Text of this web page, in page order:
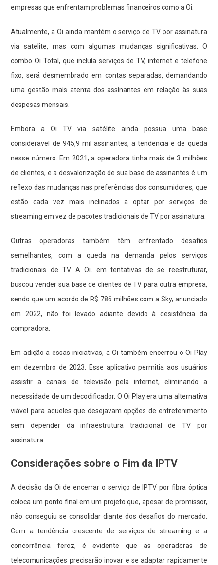
empresas que enfrentam problemas financeiros como a Oi.
Atualmente, a Oi ainda mantém o serviço de TV por assinatura
via satélite, mas com algumas mudanças significativas. O
combo Oi Total, que incluía serviços de TV, internet e telefone
fixo, será desmembrado em contas separadas, demandando
uma gestão mais atenta dos assinantes em relação às suas
despesas mensais.
Embora a Oi TV via satélite ainda possua uma base
considerável de 945,9 mil assinantes, a tendência é de queda
nesse número. Em 2021, a operadora tinha mais de 3 milhões
de clientes, e a desvalorização de sua base de assinantes é um
reflexo das mudanças nas preferências dos consumidores, que
estão cada vez mais inclinados a optar por serviços de
streaming em vez de pacotes tradicionais de TV por assinatura.
Outras operadoras também têm enfrentado desafios
semelhantes, com a queda na demanda pelos serviços
tradicionais de TV. A Oi, em tentativas de se reestruturar,
buscou vender sua base de clientes de TV para outra empresa,
sendo que um acordo de R$ 786 milhões com a Sky, anunciado
em 2022, não foi levado adiante devido à desistência da
compradora.
Em adição a essas iniciativas, a Oi também encerrou o Oi Play
em dezembro de 2023. Esse aplicativo permitia aos usuários
assistir a canais de televisão pela internet, eliminando a
necessidade de um decodificador. O Oi Play era uma alternativa
viável para aqueles que desejavam opções de entretenimento
sem depender da infraestrutura tradicional de TV por
assinatura.
Considerações sobre o Fim da IPTV
A decisão da Oi de encerrar o serviço de IPTV por fibra óptica
coloca um ponto final em um projeto que, apesar de promissor,
não conseguiu se consolidar diante dos desafios do mercado.
Com a tendência crescente de serviços de streaming e a
concorrência feroz, é evidente que as operadoras de
telecomunicações precisarão inovar e se adaptar rapidamente